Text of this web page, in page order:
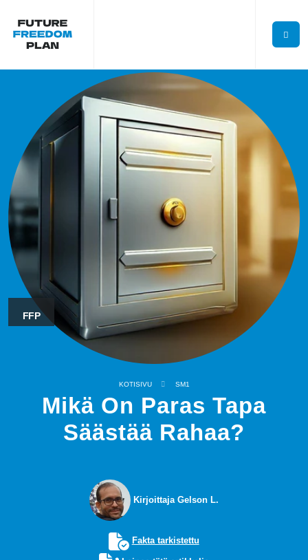
FFP
KOTISIVU SM1
Mikä On Paras Tapa
Säästää Rahaa?
Kirjoittaja Gelson L.
Fakta tarkistettu